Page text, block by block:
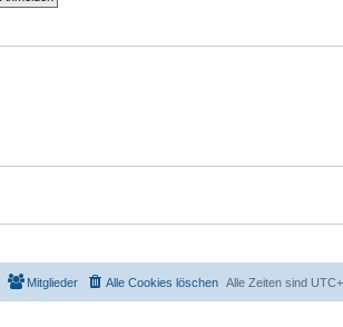
Alle Zeiten sind
Alle Cookies löschen
Mitglieder